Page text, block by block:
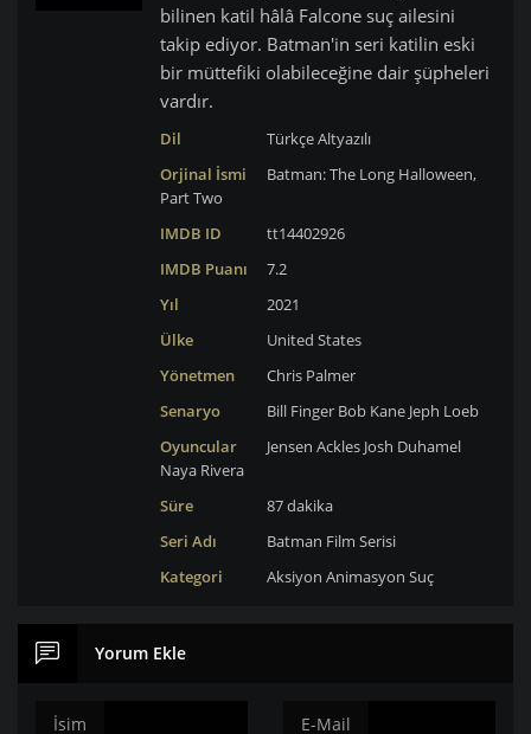
bilinen katil hâlâ Falcone suç ailesini
takip ediyor. Batman'in seri katilin eski
bir müttefiki olabileceğine dair şüpheleri
vardır.
Dil
Türkçe Altyazılı
Orjinal İsmi
Batman: The Long Halloween,
Part Two
IMDB ID
tt14402926
IMDB Puanı
7.2
Yıl
2021
Ülke
United States
Yönetmen
Chris Palmer
Senaryo
Bill Finger Bob Kane Jeph Loeb
Oyuncular
Jensen Ackles Josh Duhamel
Naya Rivera
Süre
87 dakika
Seri Adı
Batman Film Serisi
Kategori
Aksiyon Animasyon Suç
Yorum Ekle
İsim E-Mail